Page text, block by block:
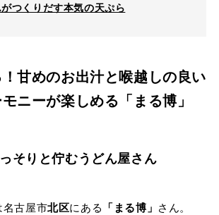
つくりだす本気の天ぷら
甘めのお出汁と喉越しの良い
ニーが楽しめる「まる博」
そりと佇むうどん屋さん
名古屋市北区にある 「 まる博」 さん。